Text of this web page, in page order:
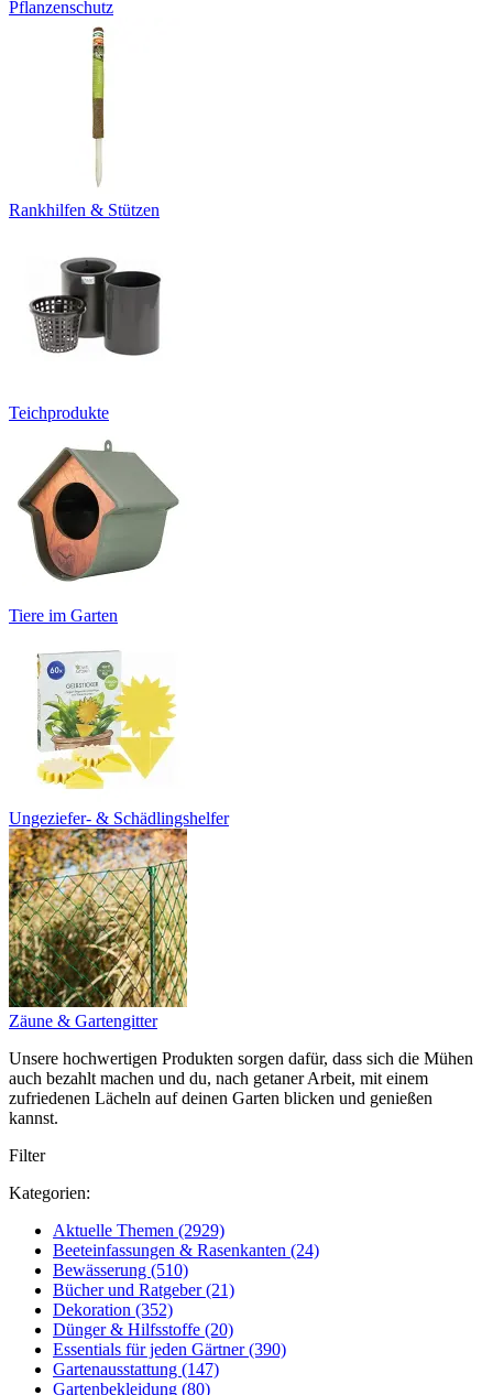
Pflanzenschutz
Rankhilfen & Stützen
Teichprodukte
Tiere im Garten
Ungeziefer- & Schädlingshelfer
Zäune & Gartengitter
Unsere hochwertigen Produkten sorgen dafür, dass sich die Mühen
auch bezahlt machen und du, nach getaner Arbeit, mit einem
zufriedenen Lächeln auf deinen Garten blicken und genießen
kannst.
Filter
Kategorien:
Aktuelle Themen (2929)
Beeteinfassungen & Rasenkanten (24)
Bewässerung (510)
Bücher und Ratgeber(21)
Dekoration (352)
Dünger & Hilfsstoffe (20)
Essentials für jeden Gärtner(390)
Gartenausstattung (147)
Gartenbekleidung (80)